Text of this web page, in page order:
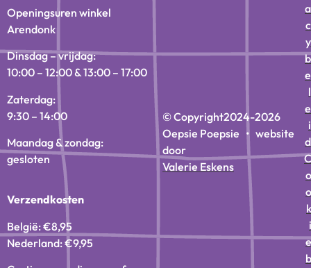
Openingsuren winkel
Arendonk
Dinsdag – vrijdag:
10:00 – 12:00 & 13:00 – 17:00
Zaterdag:
9:30 – 14:00
Maandag & zondag:
gesloten
Verzendkosten
België: €8,95
Nederland: €9,95
© Copyright2024-2026
Oepsie Poepsie • website
door
Valerie Eskens
a
c
y
b
e
l
e
i
d
C
o
o
k
i
e
b